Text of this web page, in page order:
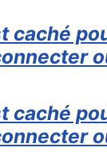
caché
caché